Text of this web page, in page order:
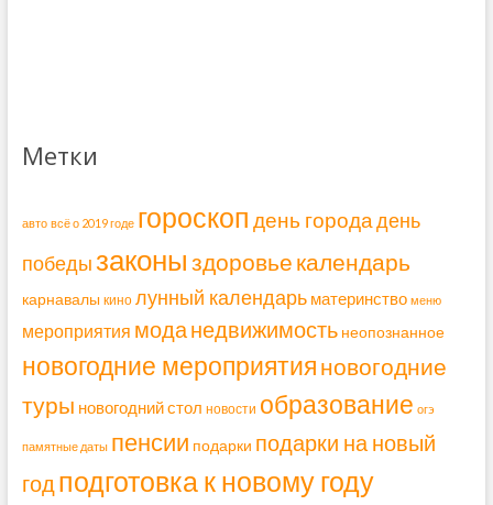
Метки
авто всё о 2019 годе гороскоп день городадень
победызаконыздоровье календарь
карнавалы кино лунный календарь материнство меню
мероприятия мода недвижимость неопознанное
новогодние мероприятия новогодние
туры новогодний стол новости образование огэ
памятные даты пенсии подарки подарки на новый
год подготовка к новому году